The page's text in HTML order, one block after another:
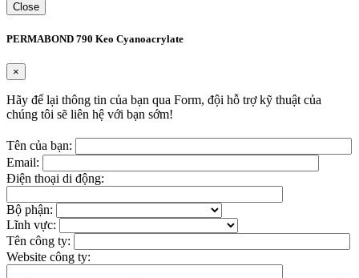
Close
PERMABOND 790 Keo Cyanoacrylate
×
Hãy để lại thông tin của bạn qua Form, đội hỗ trợ kỹ thuật của
chúng tôi sẽ liên hệ với bạn sớm!
Tên của bạn:
Email:
Điện thoại di động:
Bộ phận:
Lĩnh vực:
Tên công ty:
Website công ty: